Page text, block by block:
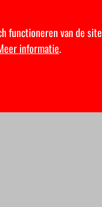
functioneren van de
informatie.